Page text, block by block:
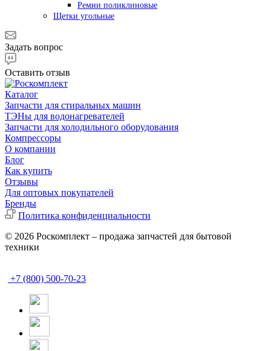
Ремни поликлиновые
Щетки угольные
Задать вопрос
Оставить отзыв
Каталог
Запчасти для стиральных машин
ТЭНы для водонагревателей
Запчасти для холодильного оборудования
Компрессоры
О компании
Блог
Как купить
Отзывы
Для оптовых покупателей
Бренды
Политика конфиденциальности
© 2026 Роскомплект – продажа запчастей для бытовой
техники
+7 (800) 500-70-23